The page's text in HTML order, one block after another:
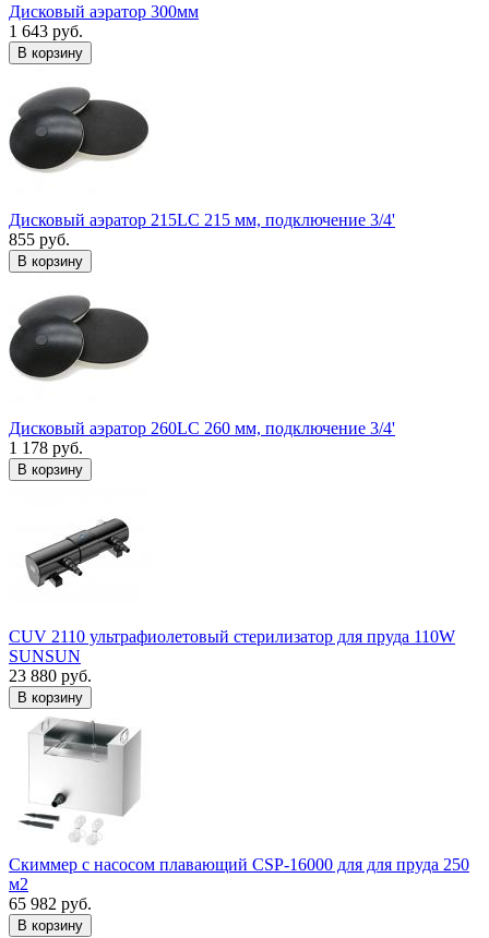
Дисковый аэратор 300мм
1 643 руб.
В корзину
Дисковый аэратор 215LC 215 мм, подключение 3/4'
855 руб.
В корзину
Дисковый аэратор 260LC 260 мм, подключение 3/4'
1 178 руб.
В корзину
CUV 2110 ультрафиолетовый стерилизатор для пруда 110W
SUNSUN
23 880 руб.
В корзину
Скиммер с насосом плавающий CSP-16000 для для пруда 250
м2
65 982 руб.
В корзину